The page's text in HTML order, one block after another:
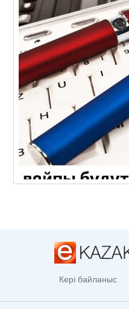
Кері байланыс